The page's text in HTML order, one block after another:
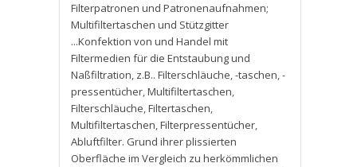
Filterpatronen und Patronenaufnahmen;
Multifiltertaschen und Stützgitter
...Konfektion von und Handel mit
Filtermedien für die Entstaubung und
Naßfiltration, z.B.. Filterschläuche,-taschen,-
pressentücher,Multifiltertaschen,
Filterschläuche,Filtertaschen,
Multifiltertaschen,Filterpressentücher,
Abluftfilter. Grund ihrer plissierten
Oberfläche im Vergleich zu herkömmlichen